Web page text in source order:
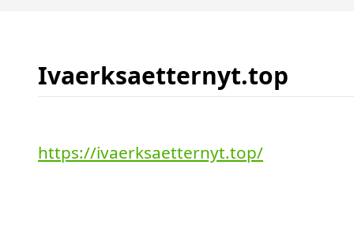
Ivaerksaetternyt.top
https://ivaerksaetternyt.top/